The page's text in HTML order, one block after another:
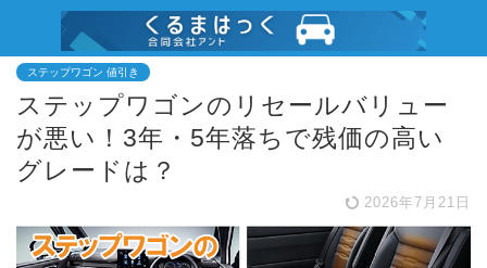
ステップワゴン 値引き
ステップワゴンのリセールバリュー
が悪い！3年・5年落ちで残価の高い
グレードは？
2026年7月21日